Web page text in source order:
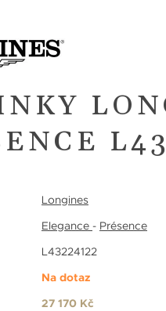
Longines
Elegance - Présence
L43224122
Na dotaz
27 170 Kč